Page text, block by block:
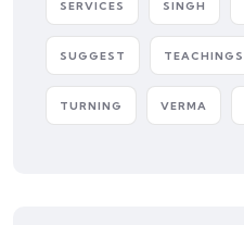
SERVICES SINGH
SUGGEST TEACHINGS
TURNING VERMA